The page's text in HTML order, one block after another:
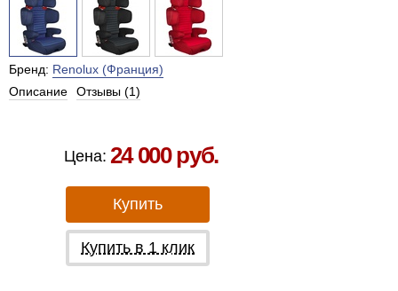
Бренд: Renolux (Франция)
Описание
Отзывы (1)
Цена: 24 000 руб.
Купить
Купить в 1 клик